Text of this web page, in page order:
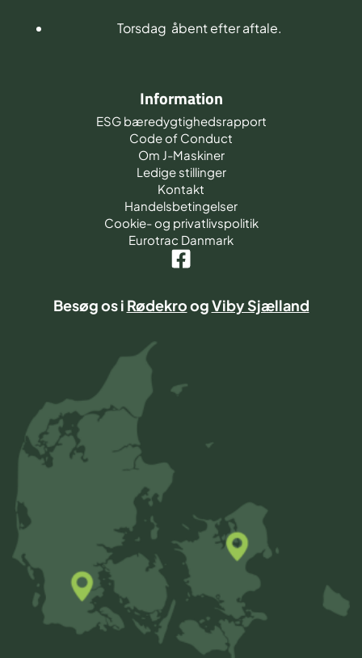
Torsdag åbent efter aftale.
Information
ESG bæredygtighedsrapport
Code of Conduct
Om J-Maskiner
Ledige stillinger
Kontakt
Handelsbetingelser
Cookie- og privatlivspolitik
Eurotrac Danmark
Besøg os i RødekroogViby Sjælland